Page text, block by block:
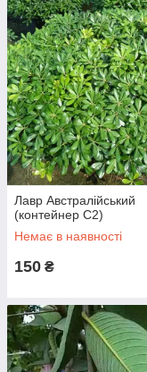
Лавр Австралійський
(контейнер С2)
Немає в наявності
150 ₴